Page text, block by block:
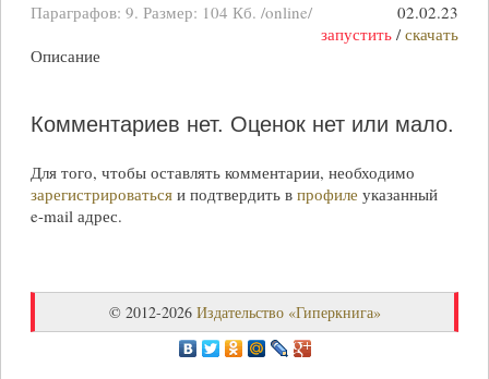
Параграфов: 9. Размер: 104 Кб. /online/
02.02.23
запустить /скачать
Описание
Комментариев нет. Оценок нет или мало.
Для того, чтобы оставлять комментарии, необходимо
зарегистрироватьсяи подтвердить в профиле указанный
e-mailадрес.
© 2012-2026 Издательство «Гиперкнига»